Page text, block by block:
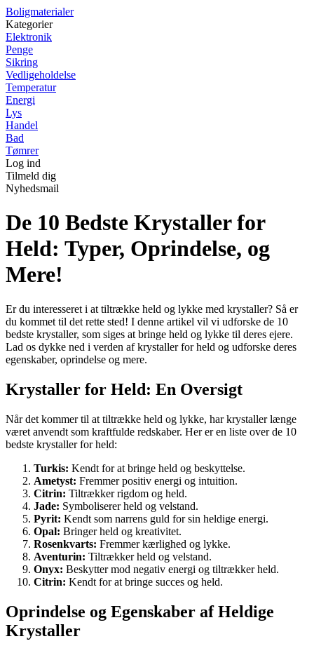
Boligmaterialer
Kategorier
Elektronik
Penge
Sikring
Vedligeholdelse
Temperatur
Energi
Lys
Handel
Bad
Tømrer
Log ind
Tilmeld dig
Nyhedsmail
De 10 Bedste Krystaller for
Held: Typer, Oprindelse, og
Mere!
Er du interesseret i at tiltrække held og lykke med krystaller? Så er
du kommet til det rette sted! I denne artikel vil vi udforske de 10
bedste krystaller, som siges at bringe held og lykke til deres ejere.
Lad os dykke ned i verden af krystaller for held og udforske deres
egenskaber, oprindelse og mere.
Krystaller for Held: En Oversigt
Når det kommer til at tiltrække held og lykke, har krystaller længe
været anvendt som kraftfulde redskaber. Her er en liste over de 10
bedste krystaller for held:
Turkis: Kendt for at bringe held og beskyttelse.
Ametyst: Fremmer positiv energi og intuition.
Citrin: Tiltrækker rigdom og held.
Jade: Symboliserer held og velstand.
Pyrit: Kendt som narrens guld for sin heldige energi.
Opal: Bringer held og kreativitet.
Rosenkvarts: Fremmer kærlighed og lykke.
Aventurin: Tiltrækker held og velstand.
Onyx: Beskytter mod negativ energi og tiltrækker held.
Citrin: Kendt for at bringe succes og held.
Oprindelse og Egenskaber af Heldige
Krystaller